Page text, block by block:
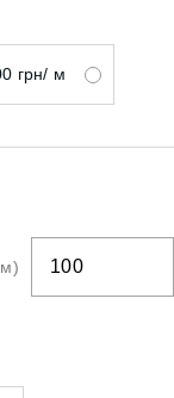
грн/ м